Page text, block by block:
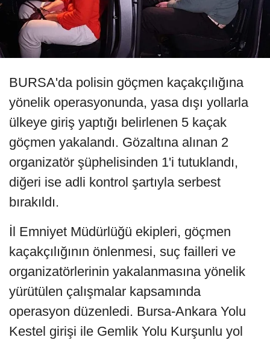
BURSA'da polisin göçmen kaçakçılığına
yönelik operasyonunda, yasa dışı yollarla
ülkeye giriş yaptığı belirlenen 5 kaçak
göçmen yakalandı. Gözaltına alınan 2
organizatör şüphelisinden 1'i tutuklandı,
diğeri ise adli kontrol şartıyla serbest
bırakıldı.
İl Emniyet Müdürlüğü ekipleri, göçmen
kaçakçılığının önlenmesi, suç failleri ve
organizatörlerinin yakalanmasına yönelik
yürütülen çalışmalar kapsamında
operasyon düzenledi. Bursa-Ankara Yolu
Kestel girişi ile Gemlik Yolu Kurşunlu yol